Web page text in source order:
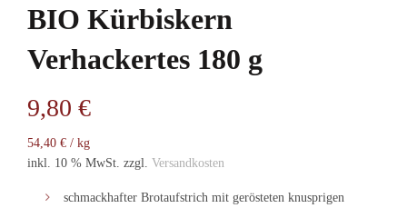
BIO Kürbiskern
Verhackertes 180 g
9,80 €
54,40 € / kg
inkl. 10 % MwSt. zzgl. Versandkosten
schmackhafter Brotaufstrich mit gerösteten knusprigen